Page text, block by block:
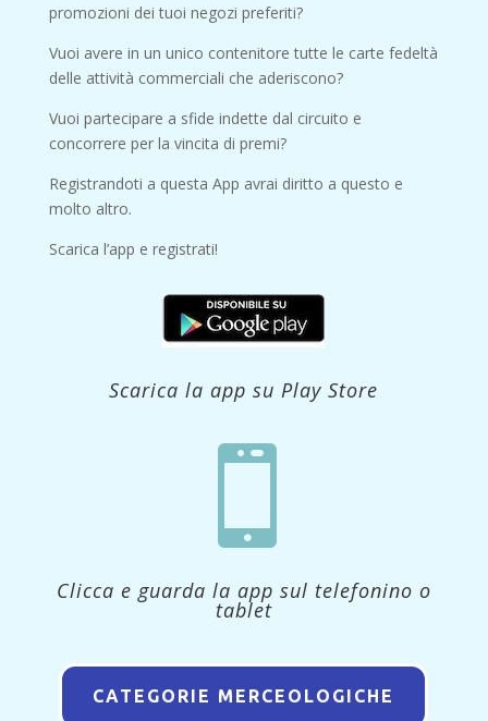
promozioni dei tuoi negozi preferiti?
Vuoi avere in un unico contenitore tutte le carte fedeltà
delle attività commerciali che aderiscono?
Vuoi partecipare a sfide indette dal circuito e
concorrere per la vincita di premi?
Registrandoti a questa App avrai diritto a questo e
molto altro.
Scarica l’app e registrati!
Scarica la app su Play Store

Clicca e guarda la app sul telefonino o
tablet
CATEGORIE MERCEOLOGICHE